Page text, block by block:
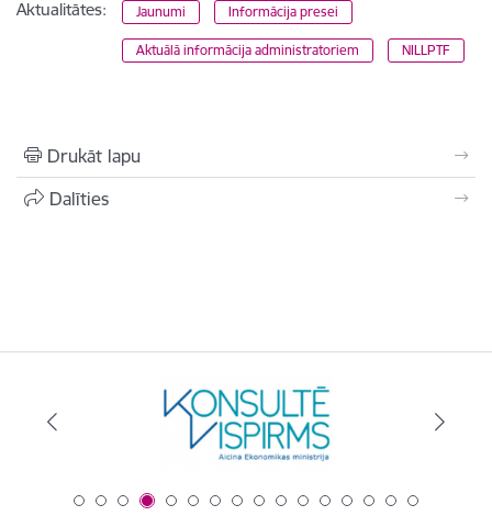
Aktualitātes: Jaunumi Informācija presei
Aktuālā informācija administratoriem NILLPTF
Drukāt lapu
Dalīties